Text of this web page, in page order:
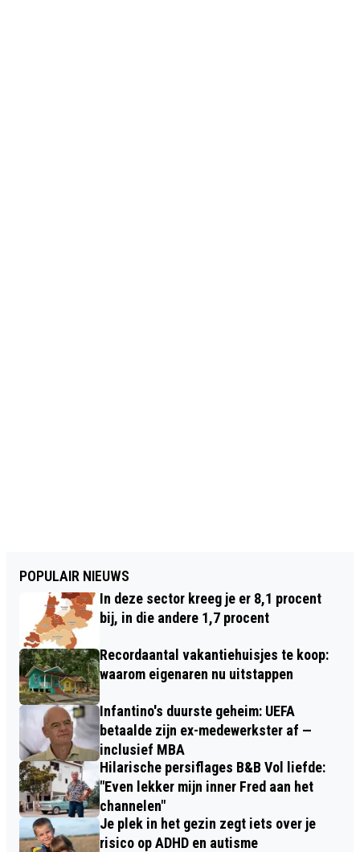
POPULAIR NIEUWS
In deze sector kreeg je er 8,1 procent
bij, in die andere 1,7 procent
Recordaantal vakantiehuisjes te koop:
waarom eigenaren nu uitstappen
Infantino's duurste geheim: UEFA
betaalde zijn ex-medewerkster af —
inclusief MBA
Hilarische persiflages B&B Vol liefde:
"Even lekker mijn inner Fred aan het
channelen"
Je plek in het gezin zegt iets over je
risico op ADHD en autisme